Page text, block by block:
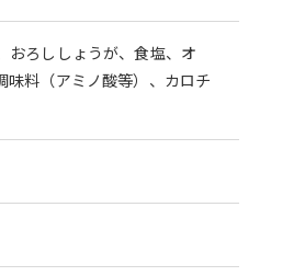
おろししょうが、食塩、オ
味料（アミノ酸等）、カロチ